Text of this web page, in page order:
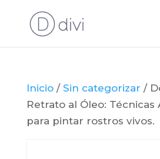
Inicio/ Sin categorizar /
Retrato al Óleo: Técnicas
para pintar rostros vivos.